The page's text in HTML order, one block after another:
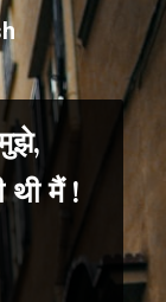
थी मैं !